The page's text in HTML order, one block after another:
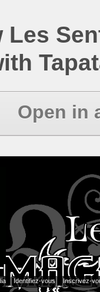
Les
Open in
Identifiez-vous Inscrivez-